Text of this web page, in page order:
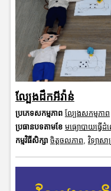
ល្បែងដឹកអីវ៉ាន់
ប្រភេទសកម្មភាព ល្បែងសកម្មភាព
ប្រធានបទតាមខែ មធ្យោបាយធ្វើដំ
កម្មវិធីសិក្សា ចិត្តចលភាព, វិទ្យាសា